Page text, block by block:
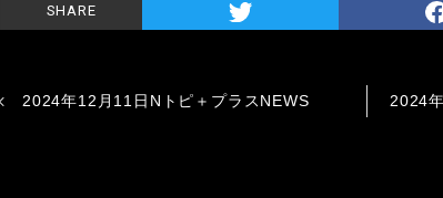
SHARE
2024年12月11日Nトピ＋プラスNEWS 2024